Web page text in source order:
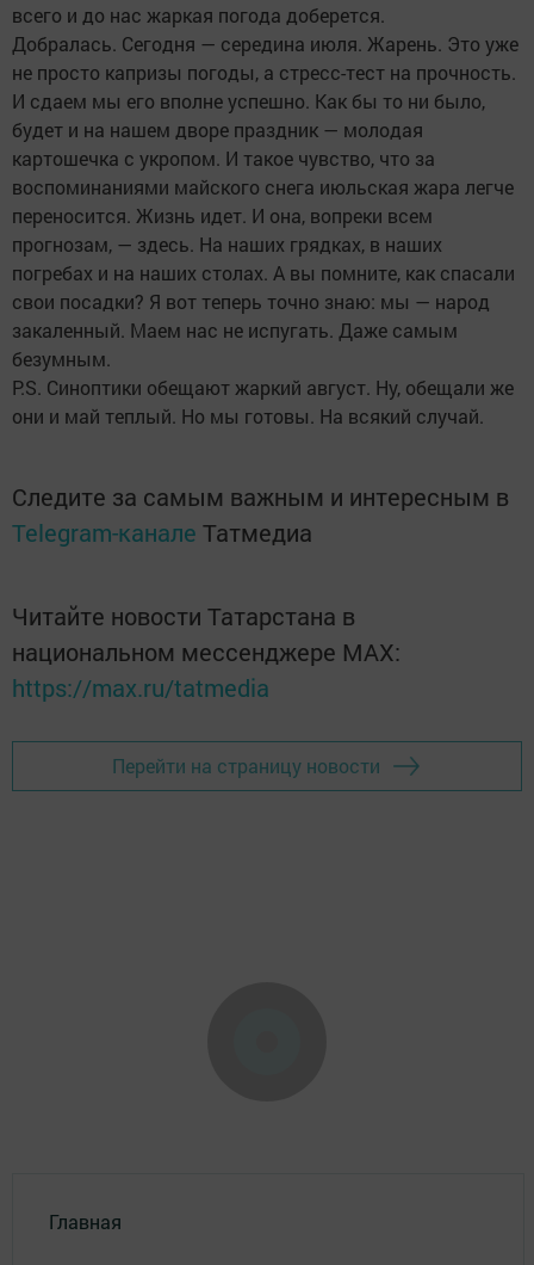
всего и до нас жаркая погода доберется.
Добралась. Сегодня — середина июля. Жарень. Это уже
не просто капризы погоды, а стресс-тест на прочность.
И сдаем мы его вполне успешно. Как бы то ни было,
будет и на нашем дворе праздник — молодая
картошечка с укропом. И такое чувство, что за
воспоминаниями майского снега июльская жара легче
переносится. Жизнь идет. И она, вопреки всем
прогнозам, — здесь. На наших грядках, в наших
погребах и на наших столах. А вы помните, как спасали
свои посадки? Я вот теперь точно знаю: мы — народ
закаленный. Маем нас не испугать. Даже самым
безумным.
P.S. Синоптики обещают жаркий август. Ну, обещали же
они и май теплый. Но мы готовы. На всякий случай.
Следите за самым важным и интересным в
Telegram-канале Татмедиа
Читайте новости Татарстана в
национальном мессенджере MАХ:
https://max.ru/tatmedia
Перейти на страницу новости
Главная